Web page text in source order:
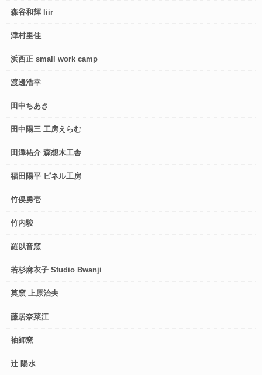
森谷和輝 liir
津村里佳
浜西正 small work camp
渡邊浩幸
田中ちあき
田中陽三 工房えらむ
田澤祐介 森想木工舎
福田陽平 ピネル工房
竹俣勇壱
竹内駿
羅以音窯
若杉麻衣子 Studio Bwanji
莫窯 上原治夫
藤居奈菜江
袖師窯
辻 陽水